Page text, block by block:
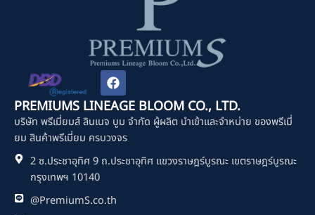
F
a
c
e
b
o
k
PREMIUMS LINEAGE BLOOM CO., LTD.
บริษัท พรีเมี่ยมส์ ลินเนจ บูม จำกัด ผู้ผลิต นำเข้าและจำหน่าย ของพรีเมี่
ยม สินค้าพรีเมี่ยม ครบวงจร
2 ซ.ประชาอุทิศ 9 ถ.ประชาอุทิศ แขวงราษฎร์บูรณะ เขตราษฎร์บูรณะ
กรุงเทพฯ 10140
@PremiumS.co.th